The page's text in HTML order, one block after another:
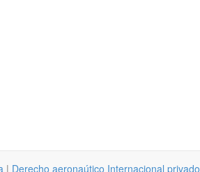
| Derecho aeronaútico Internacional privado